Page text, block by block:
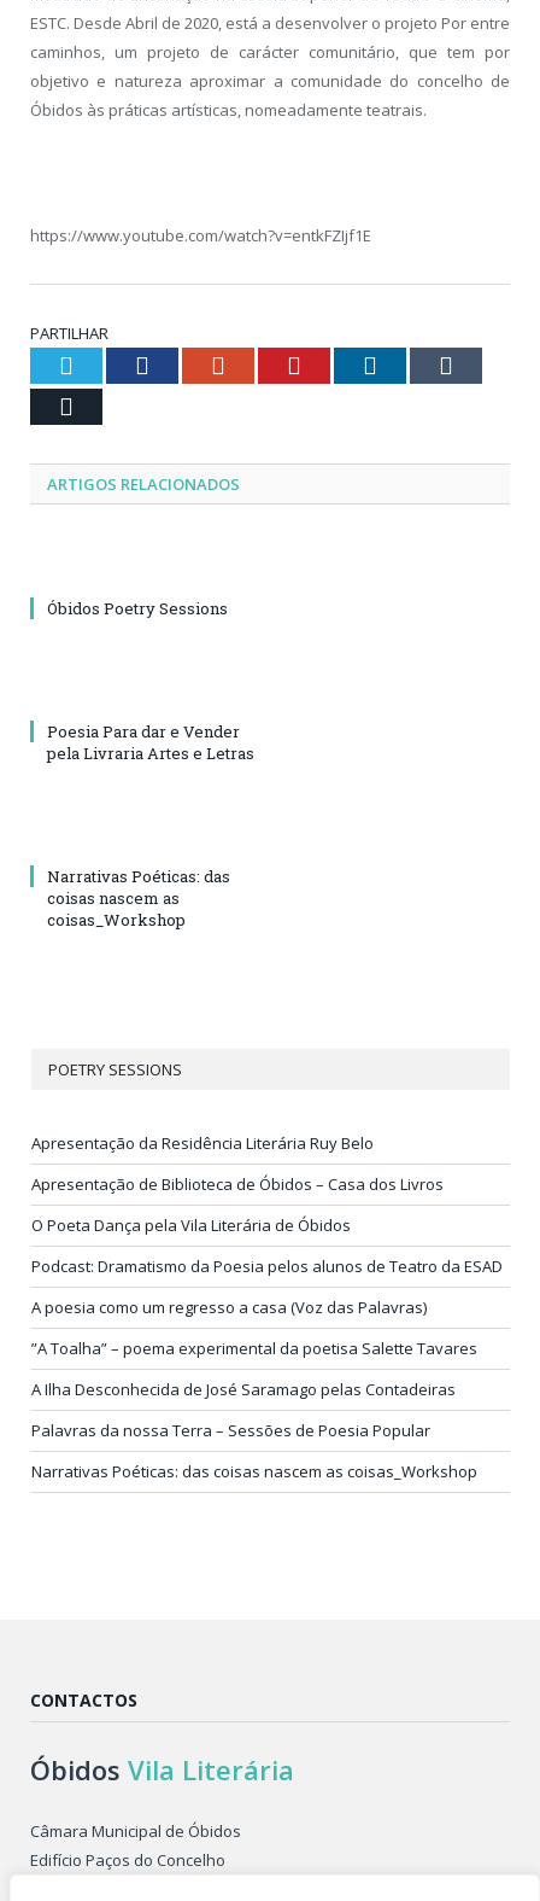
ESTC. Desde Abril de 2020, está a desenvolver o projeto Por entre
caminhos, um projeto de carácter comunitário, que tem por
objetivo e natureza aproximar a comunidade do concelho de
Óbidos às práticas artísticas, nomeadamente teatrais.
https://www.youtube.com/watch?v=entkFZIjf1E
PARTILHAR
Twitter Facebook Google+ Pinterest LinkedIn
ARTIGOS RELACIONADOS
Óbidos Poetry Sessions
Poesia Para dar e Vender
pela Livraria Artes e Letras
Narrativas Poéticas: das
coisas nascem as
coisas_Workshop
POETRY SESSIONS
Apresentação da Residência Literária Ruy Belo
Apresentação de Biblioteca de Óbidos – Casa dos Livros
O Poeta Dança pela Vila Literária de Óbidos
Podcast: Dramatismo da Poesia pelos alunos de Teatro da ESAD
A poesia como um regresso a casa (Voz das Palavras)
”A Toalha” – poema experimental da poetisa Salette Tavares
A Ilha Desconhecida de José Saramago pelas Contadeiras
Palavras da nossa Terra – Sessões de Poesia Popular
Narrativas Poéticas: das coisas nascem as coisas_Workshop
CONTACTOS
Óbidos Vila Literária
Câmara Municipal de Óbidos
Edifício Paços do Concelho